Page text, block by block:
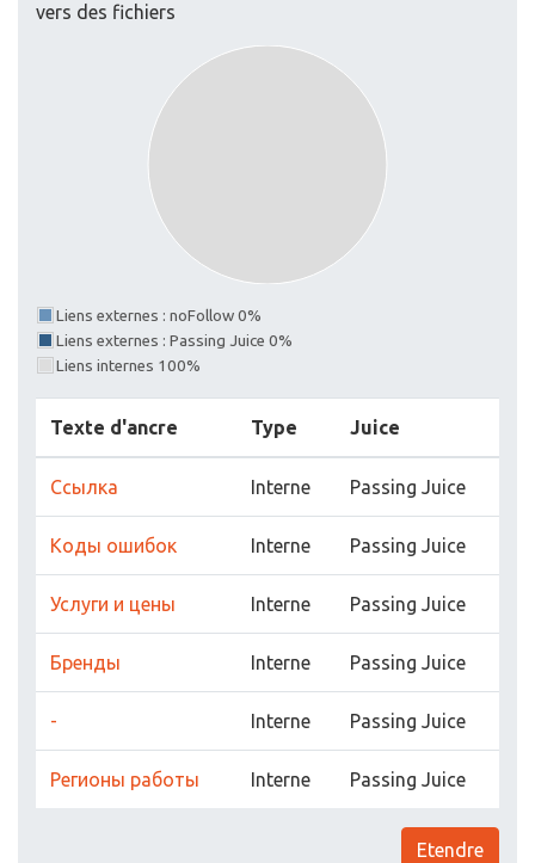
vers des fichiers
Liens externes : noFollow 0%
Liens externes : Passing Juice 0%
Liens internes 100%
Texte d'ancre Type Juice
Ссылка Interne Passing Juice
Коды ошибок Interne Passing Juice
Услуги и цены Interne Passing Juice
Бренды Interne Passing Juice
- Interne Passing Juice
Регионы работы Interne Passing Juice
Etendre